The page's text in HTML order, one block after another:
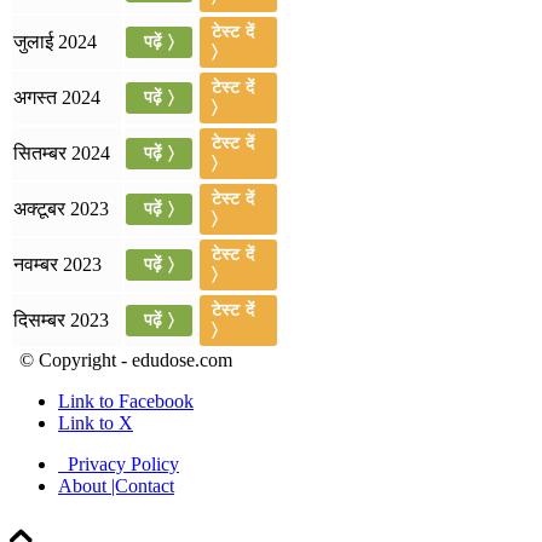
July 16, 2026
📝 डेली करेंट अफेयर्स: 13-15 जुलाई 2026
जुलाई 2024 पढ़ें 〉
टेस्ट दें
〉
अगस्त 2024 पढ़ें 〉
टेस्ट दें
〉
सितम्बर 2024 पढ़ें 〉
टेस्ट दें
〉
अक्टूबर 2023 पढ़ें 〉
टेस्ट दें
〉
नवम्बर 2023 पढ़ें 〉
टेस्ट दें
〉
दिसम्बर 2023 पढ़ें 〉
टेस्ट दें
〉
© Copyright - edudose.com
Link to Facebook
Link to X
Privacy Policy
About |Contact